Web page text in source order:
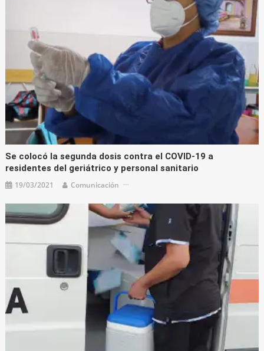
Se colocó la segunda dosis contra el COVID-19 a
residentes del geriátrico y personal sanitario
19/03/2021 Comunicación